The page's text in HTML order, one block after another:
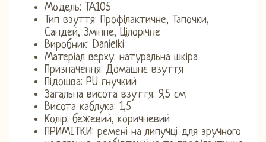
Модель: TA105
Тип взуття: Профілактичне, Тапочки,
Сандей, Змінне, Цілорічне
Виробник: Danielki
Матеріал верху: натуральна шкіра
Призначення: Домашнє взуття
Підошва: PU гнучкий
Загальна висота взуття: 9,5 см
Висота каблука: 1,5
Колір: бежевий, коричневий
ПРИМІТКИ: ремені на липучці для зручного